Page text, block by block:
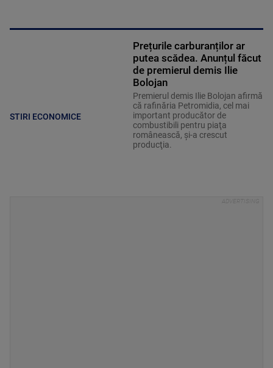
STIRI ECONOMICE
Prețurile carburanților ar
putea scădea. Anunțul făcut
de premierul demis Ilie
Bolojan
Premierul demis Ilie Bolojan afirmă
că rafinăria Petromidia, cel mai
important producător de
combustibili pentru piaţa
românească, şi-a crescut
producţia.